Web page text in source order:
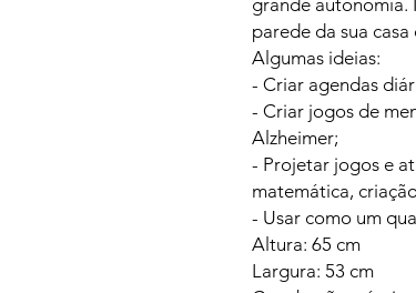
grande autonomia.
parede da sua
Algumas ideias:
- Criar agendas
- Criar jogos de
Alzheimer;
- Projetar jogos e
matemática,
- Usar como um
Altura: 65 cm
Largura: 53 cm